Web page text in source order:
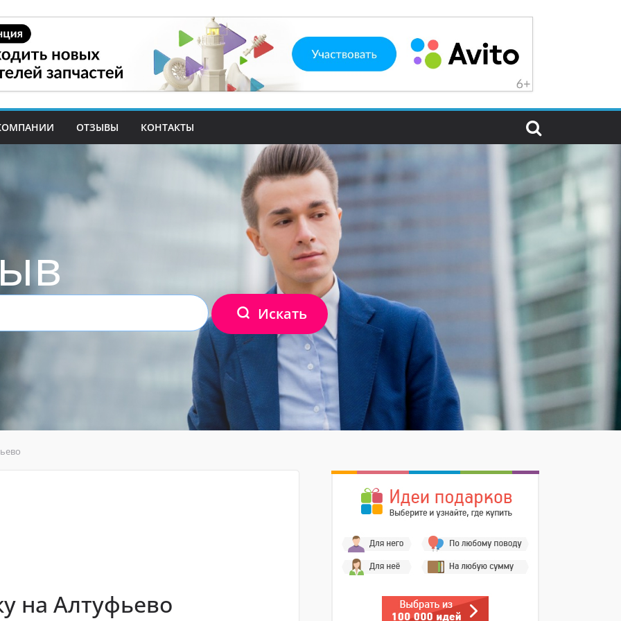
ОТЗЫВЫ КОНТАКТЫ
Искать
на Алтуфьево